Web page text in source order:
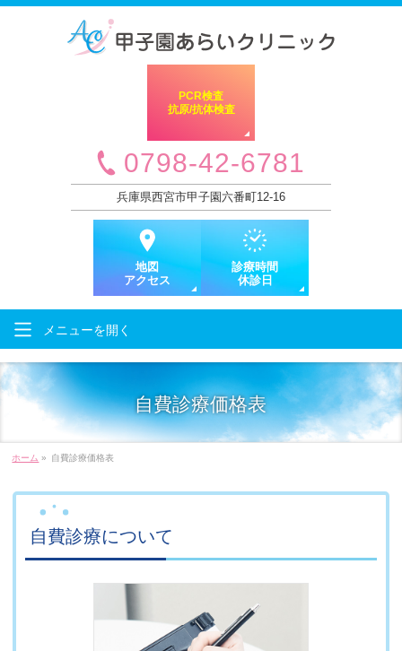
PCR検査
抗原/抗体検査
0798-42-6781
兵庫県西宮市甲子園六番町12-16
地図
アクセス
診療時間
休診日
メニューを開く
自費診療価格表
ホーム » 自費診療価格表
自費診療について